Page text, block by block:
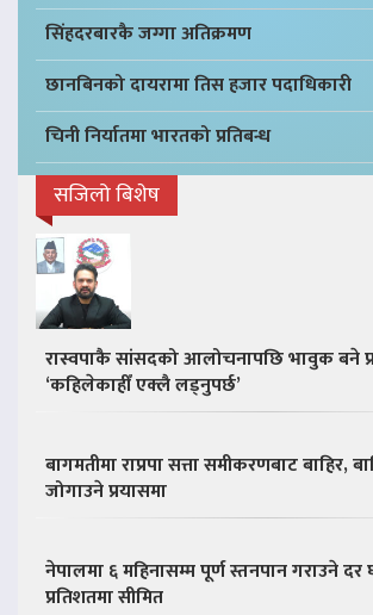
सिंहदरबारकै जग्गा अतिक्रमण
छानबिनको दायरामा तिस हजार पदाधिकारी
चिनी निर्यातमा भारतको प्रतिबन्ध
सजिलो बिशेष
रास्वपाकै सांसदको आलोचनापछि भावुक बने
‘कहिलेकाहीँ एक्लै लड्नुपर्छ’
बागमतीमा राप्रपा सत्ता समीकरणबाट बाहिर,
जोगाउने प्रयासमा
नेपालमा ६ महिनासम्म पूर्ण स्तनपान गराउने
प्रतिशतमा सीमित